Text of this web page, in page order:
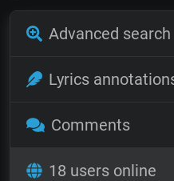
Advanced search
Lyrics
Comments
18 users online